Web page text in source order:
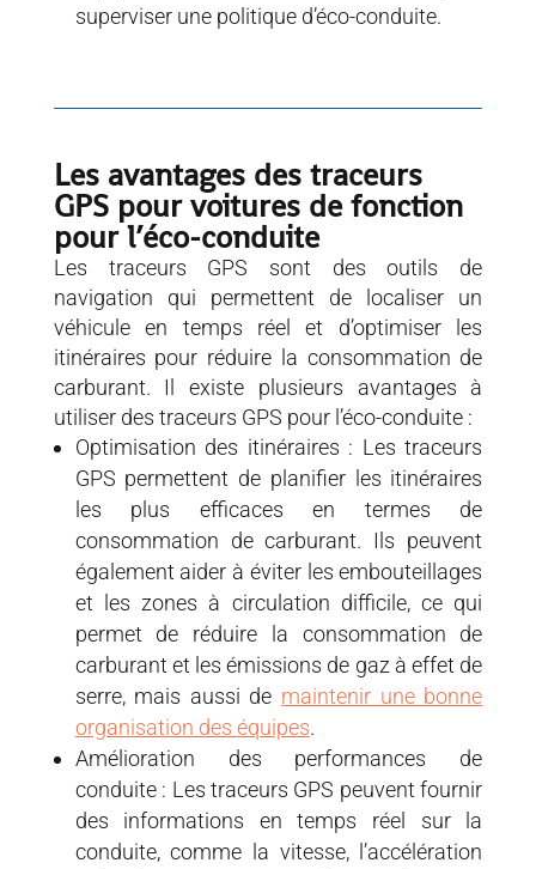
superviser une politique d’éco-conduite.
Les avantages des traceurs
GPS pour voitures de fonction
pour l’éco-conduite
Les traceurs GPS sont des outils de
navigation qui permettent de localiser un
véhicule en temps réel et d’optimiser les
itinéraires pour réduire la consommation de
carburant. Il existe plusieurs avantages à
utiliser des traceurs GPS pour l’éco-conduite :
Optimisation des itinéraires : Les traceurs
GPS permettent de planifier les itinéraires
les plus efficaces en termes de
consommation de carburant. Ils peuvent
également aider à éviter les embouteillages
et les zones à circulation difficile, ce qui
permet de réduire la consommation de
carburant et les émissions de gaz à effet de
serre, mais aussi de maintenir une bonne
organisation des équipes.
Amélioration des performances de
conduite : Les traceurs GPS peuvent fournir
des informations en temps réel sur la
conduite, comme la vitesse, l’accélération